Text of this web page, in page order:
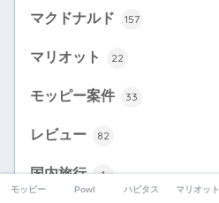
マクドナルド 157
マリオット 22
モッピー案件 33
レビュー 82
国内旅行 1
モッピー Powl ハピタス マリオット